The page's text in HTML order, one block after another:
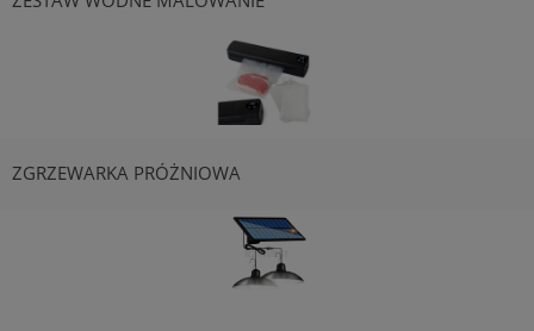
ZGRZEWARKA PRÓŻNIOWA